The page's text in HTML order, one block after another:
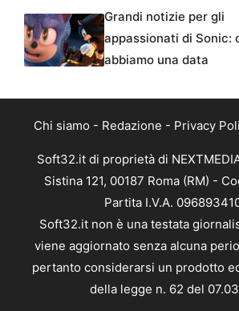
Grandi notizie per gli
appassionati di Sonic:
abbiamo una data
Chi siamo - Redazione - Privacy
Soft32.it di proprietà di
Sistina 121, 00187 Roma (RM) -
Partita I.V.A.
Soft32.it non è una testata
viene aggiornato senza alcuna
pertanto considerarsi un prodotto
della legge n. 62 del